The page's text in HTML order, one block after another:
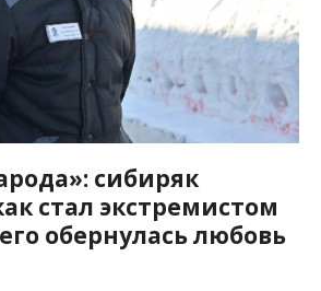
сибиряк
стал экстремистом
обернулась любовь